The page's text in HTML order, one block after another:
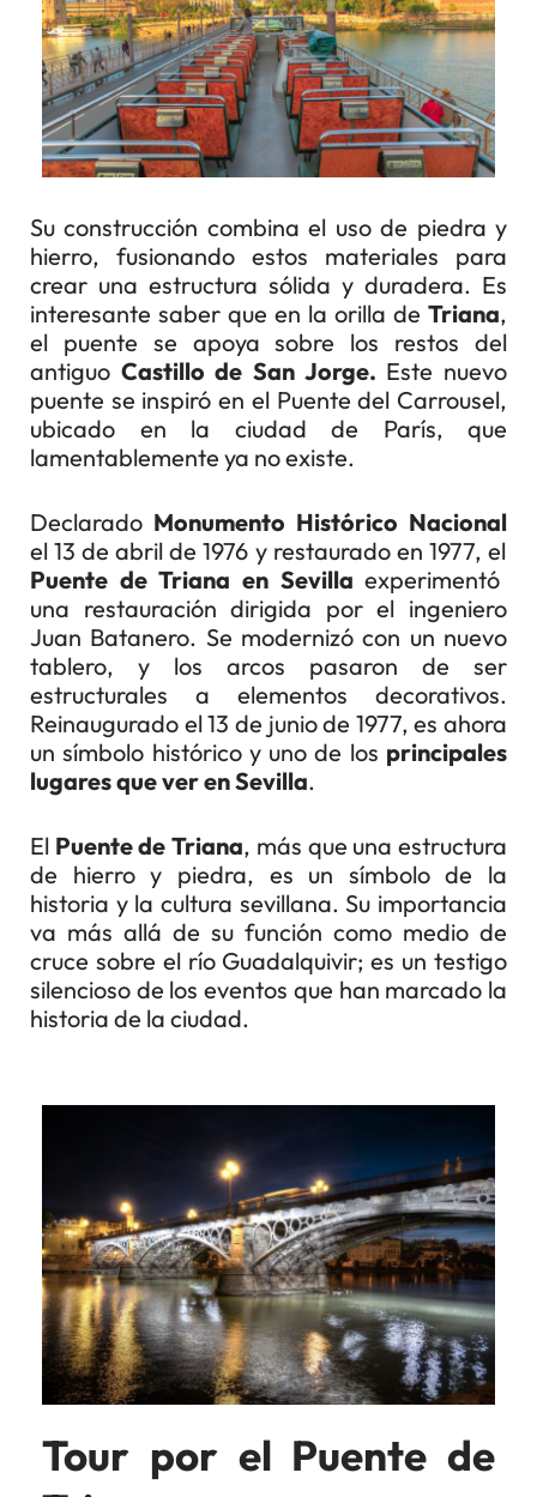
Su construcción combina el uso de piedra y
hierro, fusionando estos materiales para
crear una estructura sólida y duradera. Es
interesante saber que en la orilla de Triana,
el puente se apoya sobre los restos del
antiguo Castillo de San Jorge. Este nuevo
puente se inspiró en el Puente del Carrousel,
ubicado en la ciudad de París, que
lamentablemente ya no existe.
Declarado Monumento Histórico Nacional
el 13 de abril de 1976 y restaurado en 1977, el
Puente de Triana en Sevilla experimentó
una restauración dirigida por el ingeniero
Juan Batanero. Se modernizó con un nuevo
tablero, y los arcos pasaron de ser
estructurales a elementos decorativos.
Reinaugurado el 13 de junio de 1977, es ahora
un símbolo histórico y uno de los principales
lugares que ver en Sevilla.
El Puente de Triana, más que una estructura
de hierro y piedra, es un símbolo de la
historia y la cultura sevillana. Su importancia
va más allá de su función como medio de
cruce sobre el río Guadalquivir; es un testigo
silencioso de los eventos que han marcado la
historia de la ciudad.
Tour por el Puente de